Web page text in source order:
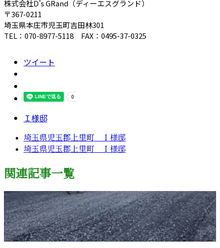
株式会社D’s GRand（ディーエスグランド）
〒367-0211
埼玉県本庄市児玉町吉田林301
TEL：070-8977-5118 FAX：0495-37-0325
ツイート
Ｉ様邸
埼玉県児玉郡上里町 Ｉ様邸
埼玉県児玉郡上里町 Ｉ様邸
関連記事一覧